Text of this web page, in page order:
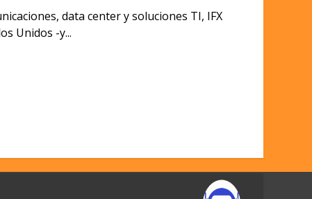
data center y soluciones TI, IFX
Unidos -y...